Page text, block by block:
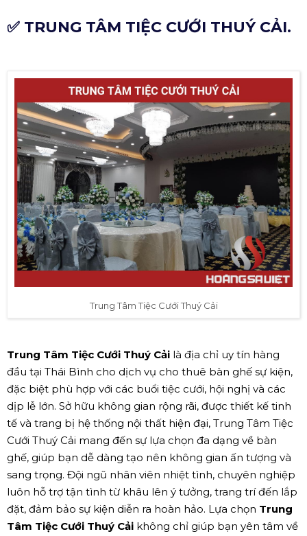
✅ TRUNG TÂM TIỆC CƯỚI THUÝ CẢI.
Trung Tâm Tiệc Cưới Thuý Cải
Trung Tâm Tiệc Cưới Thuý Cải là địa chỉ uy tín hàng
đầu tại Thái Bình cho dịch vụ cho thuê bàn ghế sự kiện,
đặc biệt phù hợp với các buổi tiệc cưới, hội nghị và các
dịp lễ lớn. Sở hữu không gian rộng rãi, được thiết kế tinh
tế và trang bị hệ thống nội thất hiện đại, Trung Tâm Tiệc
Cưới Thuý Cải mang đến sự lựa chọn đa dạng về bàn
ghế, giúp bạn dễ dàng tạo nên không gian ấn tượng và
sang trọng. Đội ngũ nhân viên nhiệt tình, chuyên nghiệp
luôn hỗ trợ tận tình từ khâu lên ý tưởng, trang trí đến lắp
đặt, đảm bảo sự kiện diễn ra hoàn hảo. Lựa chọn Trung
Tâm Tiệc Cưới Thuý Cải không chỉ giúp bạn yên tâm về